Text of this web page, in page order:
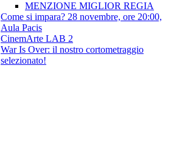
MENZIONE MIGLIOR REGIA
Come si impara? 28 novembre, ore 20:00,
Aula Pacis
CinemArte LAB 2
War Is Over: il nostro cortometraggio
selezionato!